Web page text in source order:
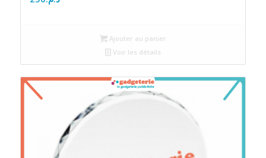
Ajouter au panier
Voir les détails